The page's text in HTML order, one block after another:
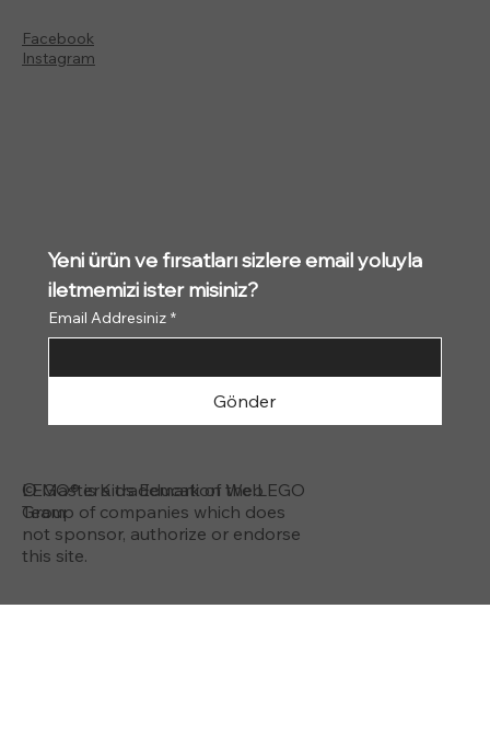
Facebook
Instagram
Yeni ürün ve fırsatları sizlere email yoluyla
iletmemizi ister misiniz?
Email Addresiniz *
Gönder
© MasterKids Education Web
Team
LEGO® is a trademark of the LEGO
Group of companies which does
not sponsor, authorize or endorse
this site.